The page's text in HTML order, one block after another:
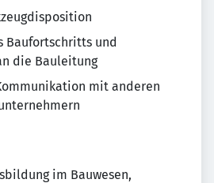
Baufortschritts und
die Bauleitung
mit anderen
im Bauwesen,